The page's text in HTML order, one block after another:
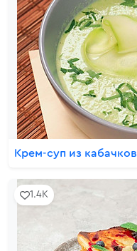
Крем-суп из кабачков
1.4K